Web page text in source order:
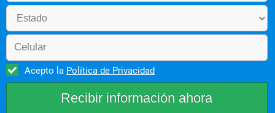
Acepto la Política de Privacidad